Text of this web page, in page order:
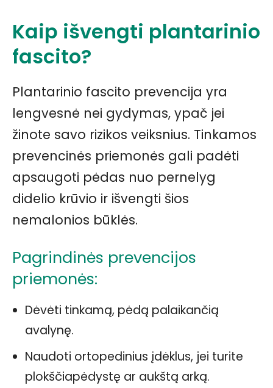
Kaip išvengti plantarinio
fascito?
Plantarinio fascito prevencija yra
lengvesnė nei gydymas, ypač jei
žinote savo rizikos veiksnius. Tinkamos
prevencinės priemonės gali padėti
apsaugoti pėdas nuo pernelyg
didelio krūvio ir išvengti šios
nemalonios būklės.
Pagrindinės prevencijos
priemonės:
Dėvėti tinkamą, pėdą palaikančią
avalynę.
Naudoti ortopedinius įdėklus, jei turite
plokščiapėdystę ar aukštą arką.